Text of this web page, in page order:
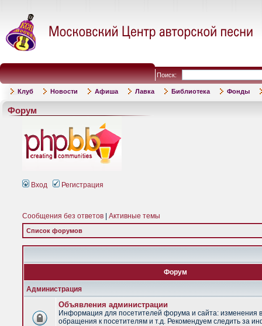
Поиск:
Клуб Новости Афиша Лавка Библиотека Фонды
Форум
Вход Регистрация
Сообщения без ответов Активные темы
Список форумов
Форум
Администрация
Объявления администрации
Информация для посетителей форума и сайта: изменения
обращения к посетителям и т.д. Рекомендуем следить за